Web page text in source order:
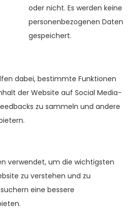
oder nicht. Es werden keine
personenbezogenen Daten
gespeichert.
dabei, bestimmte Funktionen
der Website auf Social Media-
zu sammeln und andere
verwendet, um die wichtigsten
zu verstehen und zu
eine bessere